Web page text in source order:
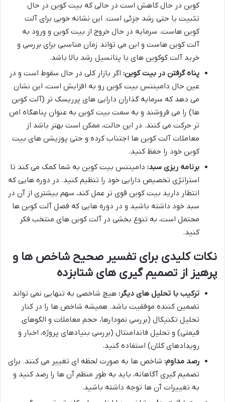
کوین در حال کاهش است در حالی که بیت کوین در حال
تثبیت یا حتی رشد جزئی است. این نشانه خوبی برای آلت
کوین هاست. سرمایه در حال خروج از بیت کوین و ورود به
آلت کوین هاست و این می تواند زمان مناسبی برای بررسی و
خرید آلت کوکوین های با پتانسیل رشد بالا باشد.
پناه گرفتن در بیت کوین: اگر بازار کلی در حال سقوط است و در
عین حال دامیننس بیت کوین رو به افزایش است، این نشان
می دهد که سرمایه گذاران دارایی های پرریسک تر (آلت کوین
ها) را می فروشند و به سمت بیت کوین به عنوان پناهگاه امن
تر حرکت می کنند. در این حالت، ممکن است بهتر باشد از
معاملات آلت کوین ها اجتناب کرده و حتی پوزیشن های بیت
کوین خود را حفظ کنید.
برنامه ریزی سبد: دامیننس بیت کوین به شما کمک می کند تا
استراتژی تخصیص دارایی خود را تنظیم کنید. در دوره هایی که
انتظار دارید بیت کوین قوی تر عمل کند، سهم بیشتری از آن در
سبد خود داشته باشید و در دوره هایی که فصل آلت کوین ها
محتمل است، به تنوع بخشی در آلت کوین های منتخب فکر
کنید.
نکات کلیدی برای تفسیر صحیح شاخص ها و
پرهیز از تصمیم گیری های شتابزده
ترکیب با تحلیل های دیگر: هیچ شاخصی به تنهایی نمی تواند
تضمین کننده موفقیت باشد. همیشه شاخص ها را در کنار
تحلیل تکنیکال (بررسی نمودارها، حجم معاملات و الگوهای
قیمتی) و تحلیل فاندامنتال (بررسی بنیادهای پروژه، اخبار و
رویدادهای کلان) استفاده کنید.
رصد مداوم: شاخص ها به صورت لحظه ای تغییر می کنند. برای
تصمیم گیری آگاهانه، باید به طور منظم آن ها را رصد کنید و
به تغییرات آن ها توجه داشته باشید.